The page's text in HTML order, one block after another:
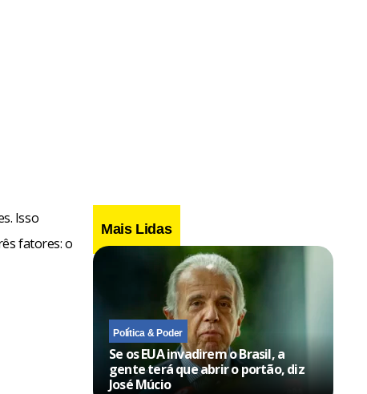
Isso
fatores: o
Mais Lidas
Política & Poder
Se os EUA invadirem o Brasil, a
gente terá que abrir o portão, diz
José Múcio